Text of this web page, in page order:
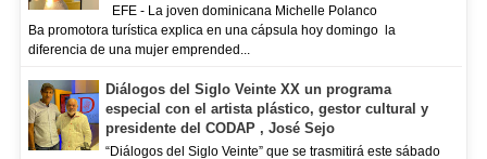
EFE - La joven dominicana Michelle Polanco
Ba promotora turística explica en una cápsula hoy domingo la
diferencia de una mujer emprended...
Diálogos del Siglo Veinte XX un programa
especial con el artista plástico, gestor cultural y
presidente del CODAP , José Sejo
“Diálogos del Siglo Veinte” que se trasmitirá este sábado